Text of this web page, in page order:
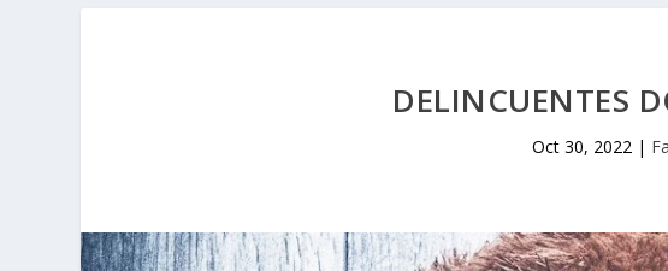
DELINCUENTES
Oct 30, 2022 |